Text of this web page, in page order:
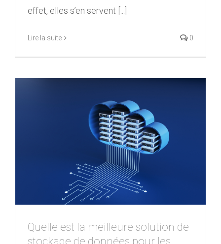
effet, elles s’en servent [...]
Lire la suite 0
Quelle est la meilleure solution de
stockage de données pour les